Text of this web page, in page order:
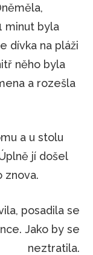
minut byla
dívka na pláži
něho byla
a rozešla
a u stolu
jí došel
znova.
posadila se
Jako by se
neztratila.